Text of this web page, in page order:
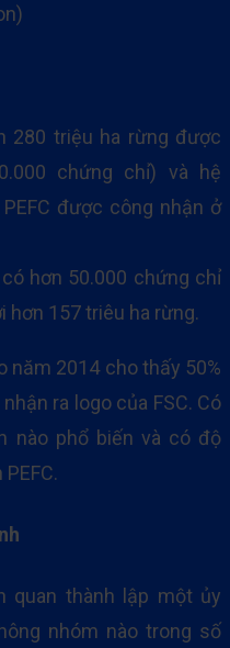
280 triệu ha rừng được
chứng chỉ) và hệ
được công nhận ở
hơn 50.000 chứng chỉ
hơn 157 triêu ha rừng.
năm 2014 cho thấy 50%
ra logo của FSC. Có
nào phổ biến và có độ
quan thành lập một ủy
nhóm nào trong số